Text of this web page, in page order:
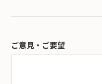
ご意見・ご要望